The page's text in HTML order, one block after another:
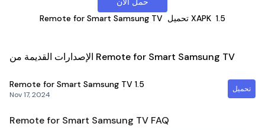
Remote for Smart Samsung TV
تحميل XAPK 1.5
الإصدارات القديمة من Remote for Smart Samsung TV
Remote for Smart Samsung TV 1.5
Nov 17, 2024
تحميل
Remote for Smart Samsung TV FAQ